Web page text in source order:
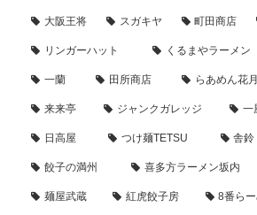
大阪王将 スガキヤ 町田商店
リンガーハット くるまやラーメン
一蘭 田所商店 らあめん花
来来亭 ジャンクガレッジ 一
日高屋 つけ麺TETSU 舎鈴
餃子の満州 喜多方ラーメン坂内
麺屋武蔵 紅虎餃子房 8番ら